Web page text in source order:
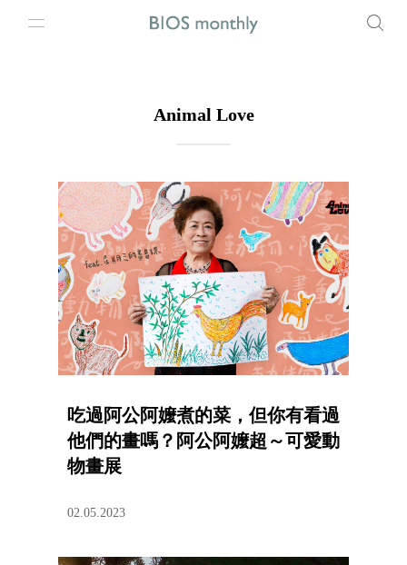
Animal Love
吃過阿公阿嬤煮的菜，但你有看過
他們的畫嗎？阿公阿嬤超～可愛動
物畫展
02.05.2023